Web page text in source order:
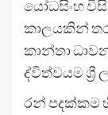
යෝධසිංහ
කාලයකින්
කාන්තා
ද්විත්වයම ශ්‍රී
රන් පදක්කම